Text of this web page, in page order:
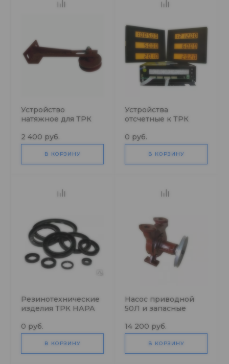
Устройство
натяжное для ТРК
2 400 руб.
В КОРЗИНУ
Устройства
отсчетные к ТРК
0 руб.
В КОРЗИНУ
Резинотехнические
изделия ТРК НАРА
0 руб.
В КОРЗИНУ
Насос приводной
50Л и запасные
14 200 руб.
В КОРЗИНУ